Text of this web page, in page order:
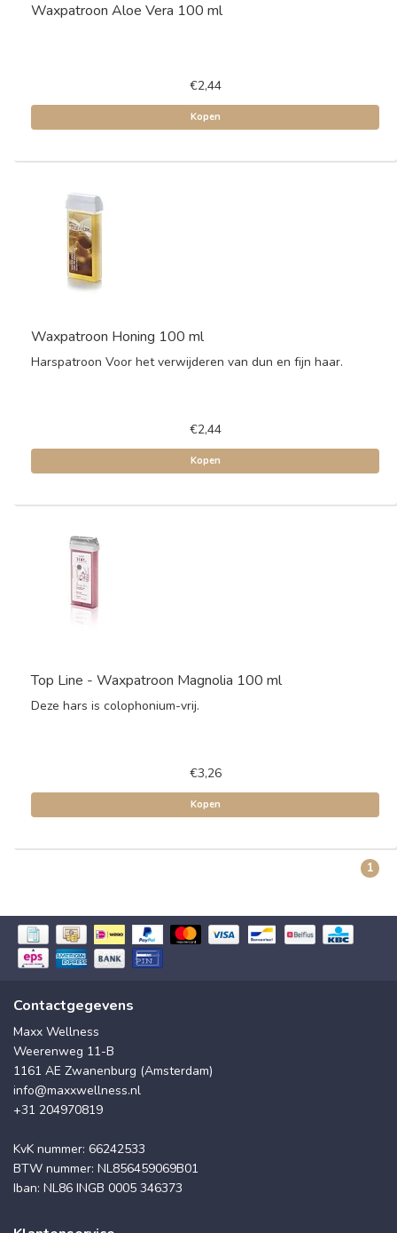
Waxpatroon Aloe Vera 100 ml
€2,44
Kopen
Waxpatroon Honing 100 ml
Harspatroon Voor het verwijderen van dun en fijn haar.
€2,44
Kopen
Top Line - Waxpatroon Magnolia 100 ml
Deze hars is colophonium-vrij.
€3,26
Kopen
1
Contactgegevens
Maxx Wellness
Weerenweg 11-B
1161 AE Zwanenburg (Amsterdam)
info@maxxwellness.nl
+31 204970819
KvK nummer: 66242533
BTW nummer: NL856459069B01
Iban: NL86 INGB 0005 346373